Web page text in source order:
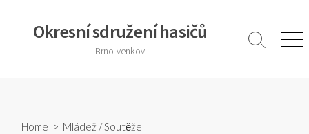
contentOkresní sdružení hasičů
Brno-venkov
Search
Home > Mládež /Soutěže